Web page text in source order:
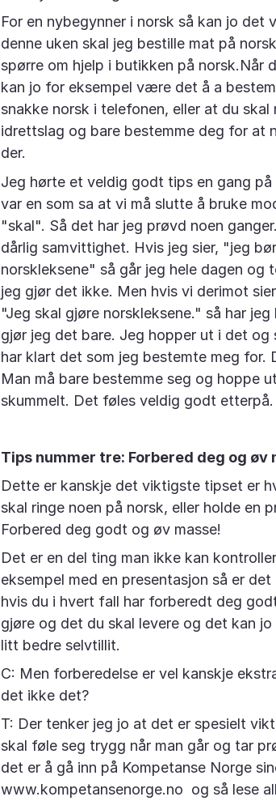
For en nybegynner i norsk så kan jo
denne uken skal jeg bestille mat på
spørre om hjelp i butikken på norsk.Når
kan jo for eksempel være det å a
snakke norsk i telefonen, eller at du skal
idrettslag og bare bestemme deg for at
der.
Jeg hørte et veldig godt tips en gang
var en som sa at vi må slutte å bruke
"skal". Så det har jeg prøvd noen
dårlig samvittighet. Hvis jeg sier, "jeg
norskleksene" så går jeg hele dagen og
jeg gjør det ikke. Men hvis vi derimot
"Jeg skal gjøre norskleksene." så har
gjør jeg det bare. Jeg hopper ut i det
har klart det som jeg bestemte meg for.
Man må bare bestemme seg og hoppe
skummelt. Det føles veldig godt etterpå.
Tips nummer tre: Forbered deg og øv
Dette er kanskje det viktigste tipset er
skal ringe noen på norsk, eller holde en
Forbered deg godt og øv masse!
Det er en del ting man ikke kan
eksempel med en presentasjon så er
hvis du i hvert fall har forberedt deg
gjøre og det du skal levere og det kan
litt bedre selvtillit.
C: Men forberedelse er vel kanskje
det ikke det?
T: Der tenker jeg jo at det er spesielt
skal føle seg trygg når man går og tar
det er å gå inn på Kompetanse Norge
www.kompetansenorge.no og så lese